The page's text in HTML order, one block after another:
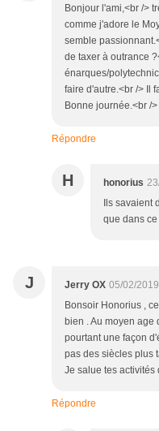
Bonjour l'ami,<br />
comme j'adore le
semble
de taxer à outrance
énarques/
faire d'autre.<br /> Il
Bonne journée.<br /
Répondre
H honorius
Ils
que dans
J Jerry OX 05/02/
Bonsoir Honorius ,
bien . Au moyen age
pourtant une façon
pas des siècles plus
Je salue tes activités
Répondre